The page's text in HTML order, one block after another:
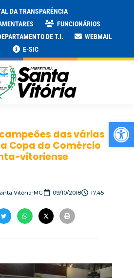
DA TRANSPARÊNCIA
FUNCIONÁRIOS
DE T.I.
WEBMAIL
E-SIC
das várias
Copa do Comércio
vitoriense
Vitória-MG 09/10/2018 17:45